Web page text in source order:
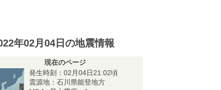
年02月04日の地震情報
現在のページ
発生時刻：02月04日21:02頃
震源地：石川県能登地方